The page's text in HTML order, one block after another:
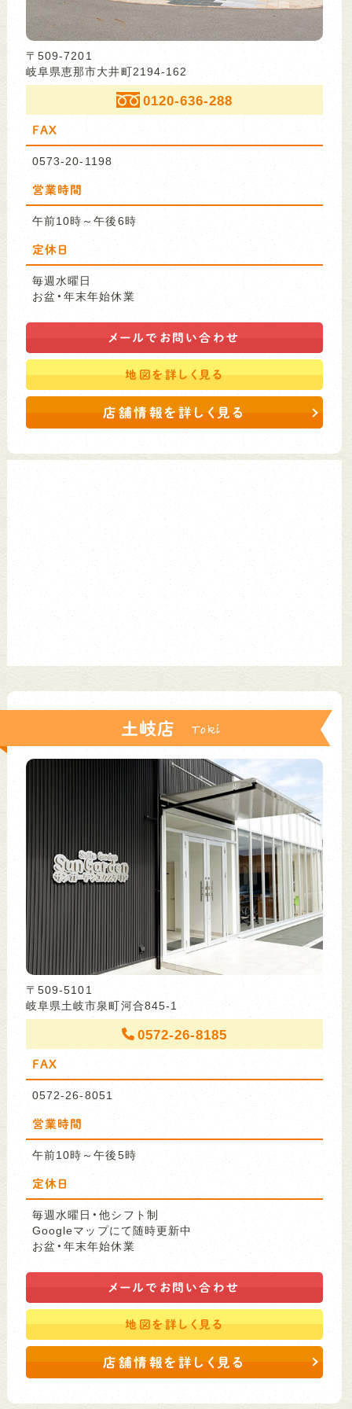
〒509-7201
岐阜県恵那市大井町2194-162
0120-636-288
FAX
0573-20-1198
営業時間
午前10時～午後6時
定休日
毎週水曜日
お盆・年末年始休業
メールで お問い合わせ
地図を詳しく見る
店舗情報を詳しく見る
土岐店
〒509-5101
岐阜県土岐市泉町河合845-1
0572-26-8185
FAX
0572-26-8051
営業時間
午前10時～午後5時
定休日
毎週水曜日・他シフト制
Googleマップにて随時更新中
お盆・年末年始休業
メールで お問い合わせ
地図を詳しく見る
店舗情報を詳しく見る